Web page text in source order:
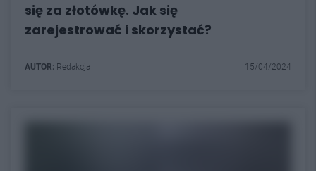
się za złotówkę. Jak się
zarejestrować i skorzystać?
AUTOR: Redakcja 15/04/2024